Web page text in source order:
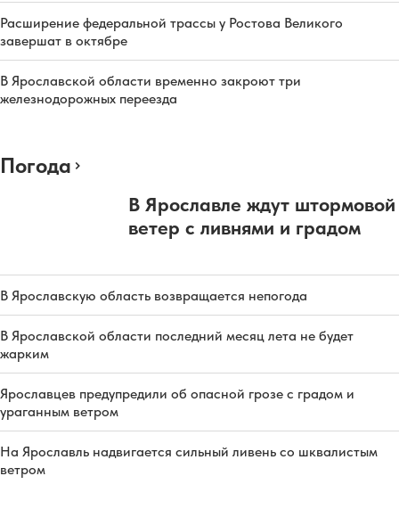
Расширение федеральной трассы у Ростова Великого
завершат в октябре
В Ярославской области временно закроют три
железнодорожных переезда
Погода
В Ярославле ждут штормовой
ветер с ливнями и градом
В Ярославскую область возвращается непогода
В Ярославской области последний месяц лета не будет
жарким
Ярославцев предупредили об опасной грозе с градом и
ураганным ветром
На Ярославль надвигается сильный ливень со шквалистым
ветром